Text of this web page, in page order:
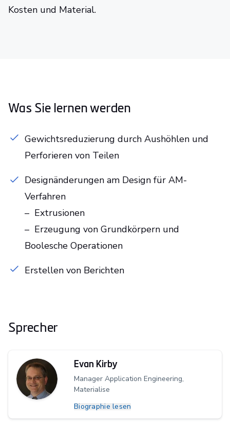
Kosten und Material.
Was Sie lernen werden
Gewichtsreduzierung durch Aushöhlen und
Perforieren von Teilen
Designänderungen am Design für AM-
Verfahren
– Extrusionen
– Erzeugung von Grundkörpern und
Boolesche Operationen
Erstellen von Berichten
Sprecher
Evan Kirby
Manager Application Engineering,
Materialise
Biographie lesen